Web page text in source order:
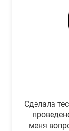
Сделала
меня